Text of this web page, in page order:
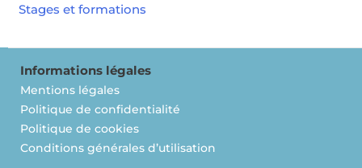
Stages et formations
Informations légales
Mentions légales
Politique de confidentialité
Politique de cookies
Conditions générales d’utilisation